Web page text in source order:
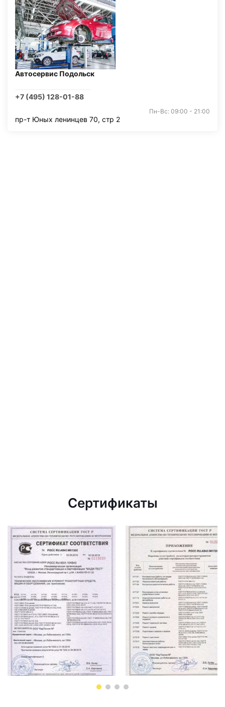
Автосервис Подольск
+7 (495) 128-01-88
Пн-Вс: 09:00 - 21:00
пр-т Юных ленинцев 70, стр 2
Сертификаты